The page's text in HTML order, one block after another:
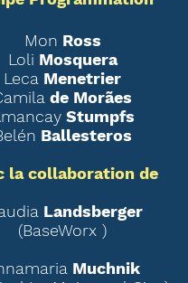
Mon Ross
Loli Mosquera
Leca Menetrier
de Morães
Stumpfs
Ballesteros
la collaboration de
Landsberger
(BaseWorx )
Muchnik